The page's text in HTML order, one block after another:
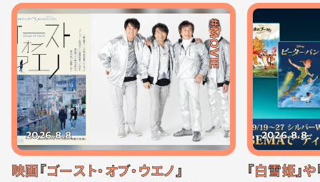
#MOVIE
2026.8.8
映画『ゴースト・オブ・ウエノ』
2026.8.8
『白雪姫』